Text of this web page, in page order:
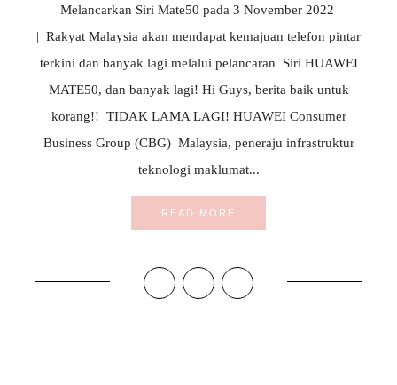
Melancarkan Siri Mate50 pada 3 November 2022
| Rakyat Malaysia akan mendapat kemajuan telefon pintar
terkini dan banyak lagi melalui pelancaran Siri HUAWEI
MATE50, dan banyak lagi! Hi Guys, berita baik untuk
korang!! TIDAK LAMA LAGI! HUAWEI Consumer
Business Group (CBG) Malaysia, peneraju infrastruktur
teknologi maklumat...
READ MORE